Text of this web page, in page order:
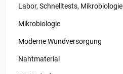
Labor, Schnelltests, Mikrobiologie
Mikrobiologie
Moderne Wundversorgung
Nahtmaterial